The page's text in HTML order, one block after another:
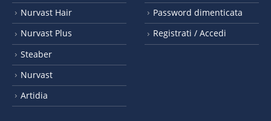
Nurvast Hair
Nurvast Plus
Steaber
Nurvast
Artidia
Password dimenticata
Registrati / Accedi